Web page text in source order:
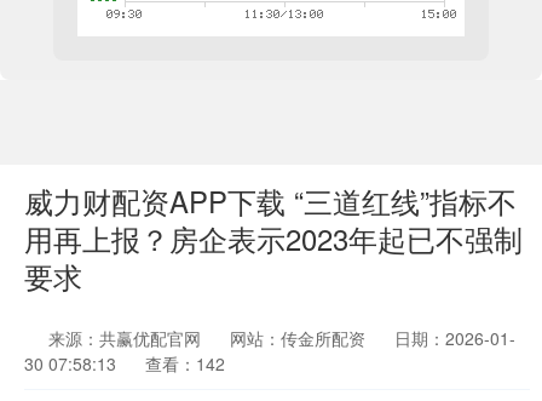
威力财配资APP下载 “三道红线”指标不
用再上报？房企表示2023年起已不强制
要求
来源：共赢优配官网 网站：传金所配资
日期：2026-01-
30 07:58:13
查看：142